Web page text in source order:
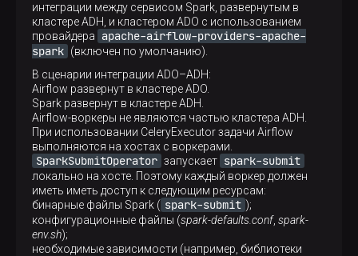
интеграции между сервисом Spark, развернутым в
кластере ADH, и кластером ADO с использованием
провайдера
apache-airflow-providers-apache-
spark (включен по умолчанию).
В сценарии интеграции ADO–ADH:
Airflow развернут в кластере ADO.
Spark развернут в кластере ADH.
Airflow-воркеры не являются частью кластера ADH.
При использовании CeleryExecutor задачи Airflow
выполняются на хостах с воркерами.
SparkSubmitOperator запускает spark-submit
локально на хосте. Поэтому каждый воркер должен
иметь иметь доступ к следующим ресурсам:
бинарные файлы Spark ( spark-submit );
конфигурационные файлы (spark-defaults.conf, spark-
env.sh);
необходимые зависимости (например, библиотеки